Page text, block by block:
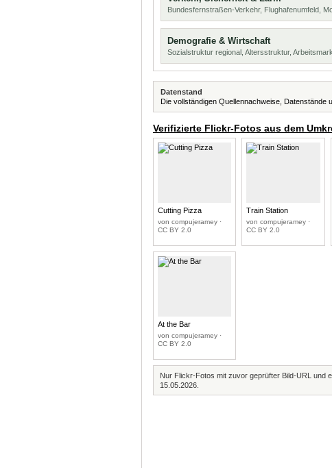
Bundesfernstraßen-Verkehr, Flughafenumfeld,
Demografie & Wirtschaft
Sozialstruktur regional, Altersstruktur,
Datenstand
Die vollständigen Quellennachweise, Datenstände
Verifizierte Flickr-Fotos aus dem
Cutting Pizza
von compujeramey ·
CC BY 2.0
Train Station
von compujeramey ·
CC BY 2.0
At the Bar
von compujeramey ·
CC BY 2.0
Nur Flickr-Fotos mit zuvor geprüfter Bild-URL und
15.05.2026.